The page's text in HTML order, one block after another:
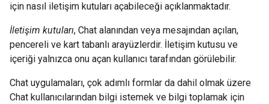
için nasıl iletişim kutuları açabileceği açıklanmaktadır.
İletişim kutuları, Chat alanından veya mesajından açılan,
pencereli ve kart tabanlı arayüzlerdir. İletişim kutusu ve
içeriği yalnızca onu açan kullanıcı tarafından görülebilir.
Chat uygulamaları, çok adımlı formlar da dahil olmak üzere
Chat kullanıcılarından bilgi istemek ve bilgi toplamak için